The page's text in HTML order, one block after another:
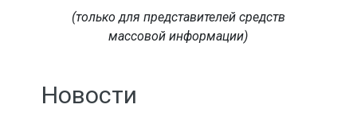
(только для представителей средств
массовой информации)
Новости